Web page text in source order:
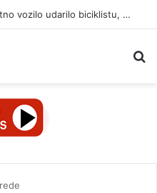
Teška nesreća u Ilijašu: Teretno vozilo udarilo biciklistu, 75-godišnjak zadržan u bolnici